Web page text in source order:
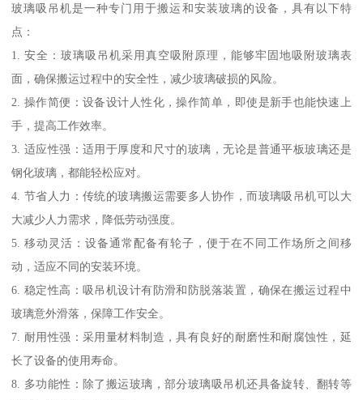
玻璃吸吊机是一种专门用于搬运和安装玻璃的设备，具有以下特
点：
1. 安全：玻璃吸吊机采用真空吸附原理，能够牢固地吸附玻璃表
面，确保搬运过程中的安全性，减少玻璃破损的风险。
2. 操作简便：设备设计人性化，操作简单，即使是新手也能快速上
手，提高工作效率。
3. 适应性强：适用于厚度和尺寸的玻璃，无论是普通平板玻璃还是
钢化玻璃，都能轻松应对。
4. 节省人力：传统的玻璃搬运需要多人协作，而玻璃吸吊机可以大
大减少人力需求，降低劳动强度。
5. 移动灵活：设备通常配备有轮子，便于在不同工作场所之间移
动，适应不同的安装环境。
6. 稳定性高：吸吊机设计有防滑和防脱落装置，确保在搬运过程中
玻璃意外滑落，保障工作安全。
7. 耐用性强：采用量材料制造，具有良好的耐磨性和耐腐蚀性，延
长了设备的使用寿命。
8. 多功能性：除了搬运玻璃，部分玻璃吸吊机还具备旋转、翻转等